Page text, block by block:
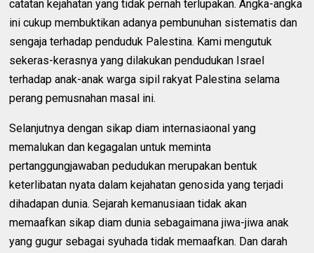
catatan kejahatan yang tidak pernah terlupakan. Angka-angka
ini cukup membuktikan adanya pembunuhan sistematis dan
sengaja terhadap penduduk Palestina. Kami mengutuk
sekeras-kerasnya yang dilakukan pendudukan Israel
terhadap anak-anak warga sipil rakyat Palestina selama
perang pemusnahan masal ini.
Selanjutnya dengan sikap diam internasiaonal yang
memalukan dan kegagalan untuk meminta
pertanggungjawaban pedudukan merupakan bentuk
keterlibatan nyata dalam kejahatan genosida yang terjadi
dihadapan dunia. Sejarah kemanusiaan tidak akan
memaafkan sikap diam dunia sebagaimana jiwa-jiwa anak
yang gugur sebagai syuhada tidak memaafkan. Dan darah